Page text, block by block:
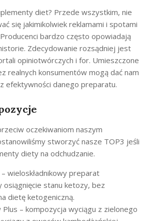
diet? Przede wszystkim, nie
się jakimikolwiek reklamami i spotami
bardzo często opowiadają
Zdecydowanie rozsądniej jest
opiniotwórczych i for. Umieszczone
realnych konsumentów mogą dać nam
efektywności danego preparatu.
oczekiwaniom naszym
stworzyć nasze TOP3 jeśli
diety na odchudzanie.
– wieloskładnikowy preparat
osiągnięcie stanu ketozy, bez
dietę ketogeniczną.
Plus – kompozycja wyciągu z zielonego